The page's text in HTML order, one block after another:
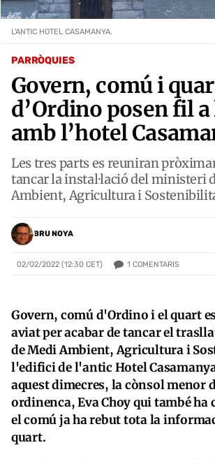
PARRÒQUIES
Govern, comú i
d’Ordino posen fil
amb l’hotel
Les tres parts es reuniran
tancar la instal·lació del ministeri
Ambient, Agricultura i
BRU NOYA
02/02/2022 (12:30 CET) 1 COMENTARIS
L'ANTIC HOTEL CASAMANYA.
Govern, comú d'Ordino i el quart
aviat per acabar de tancar el
de Medi Ambient, Agricultura i
l'edifici de l'antic Hotel
aquest dimecres, la cònsol menor
ordinenca, Eva Choy qui també ha
el comú ja ha rebut tota la
quart.